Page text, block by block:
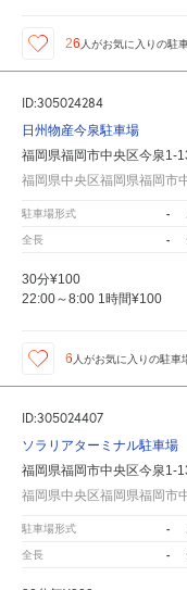
26 人がお気に入りの駐
ID:305024284
日州物産今泉駐車場
福岡県福岡市中央区今泉1-
福岡県中央区福岡県福岡市
駐車場形式 -
全長 -
30分¥100
22:00～8:00 1時間¥100
6 人がお気に入りの駐車
ID:305024407
ソラリアターミナル駐車場
福岡県福岡市中央区今泉1-
福岡県中央区福岡県福岡市
駐車場形式 -
全長 -